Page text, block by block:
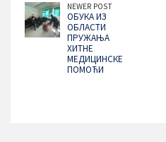
NEWER POST
ОБУКА ИЗ
ОБЛАСТИ
ПРУЖАЊА
ХИТНЕ
МЕДИЦИНСКЕ
ПОМОЋИ